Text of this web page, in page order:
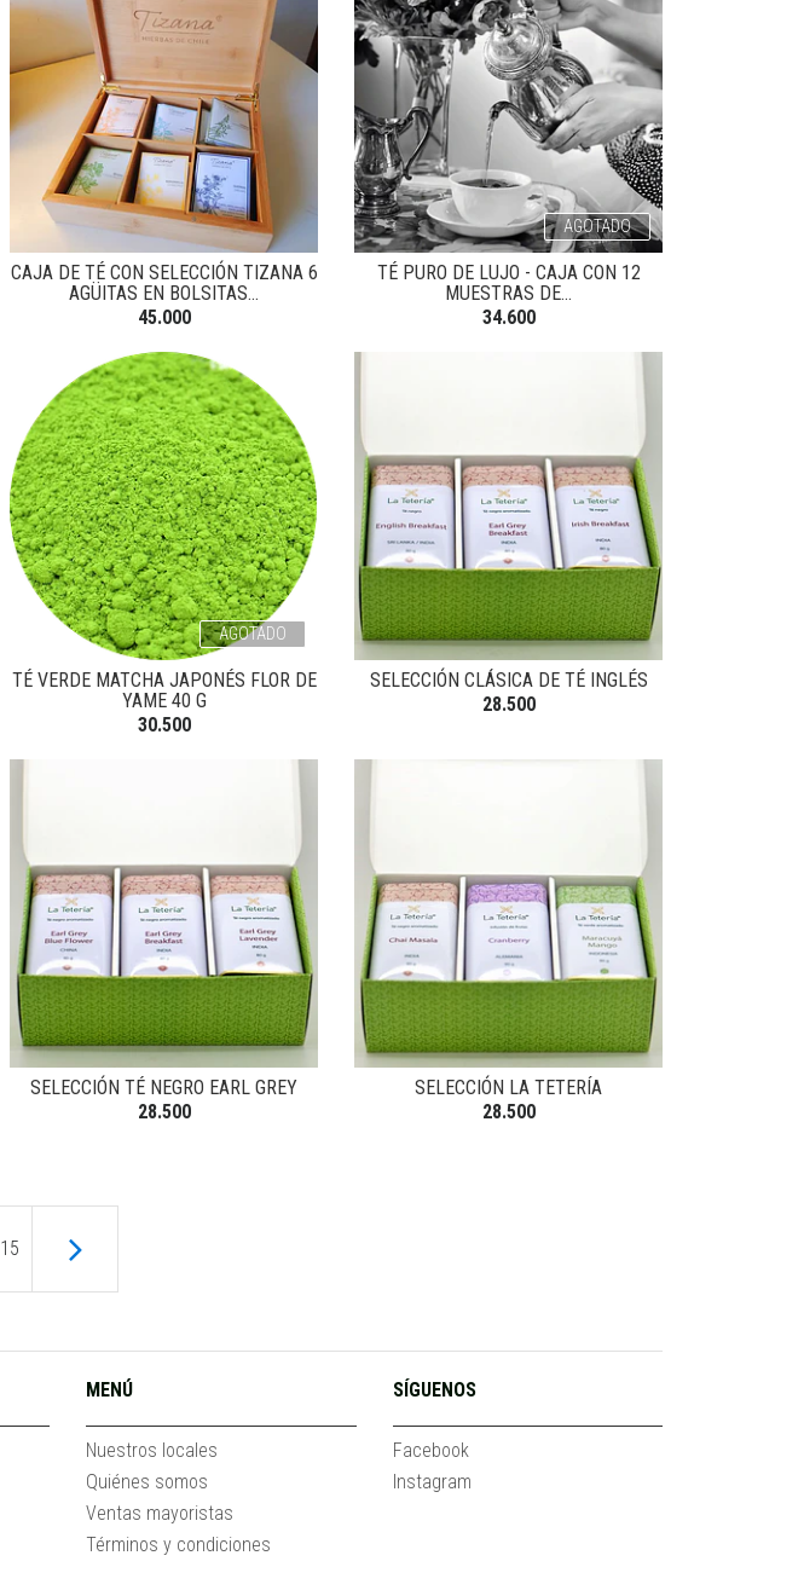
CAJA DE TÉ CON SELECCIÓN TIZANA 6
AGÜITAS EN BOLSITAS...
45.000
AGOTADO
TÉ PURO DE LUJO - CAJA CON 12
MUESTRAS DE...
34.600
AGOTADO
TÉ VERDE MATCHA JAPONÉS FLOR DE
YAME 40 G
30.500
SELECCIÓN CLÁSICA DE TÉ INGLÉS
28.500
SELECCIÓN TÉ NEGRO EARL GREY
28.500
SELECCIÓN LA TETERÍA
28.500
15
MENÚ
Nuestros locales
Quiénes somos
Ventas mayoristas
Términos y condiciones
SÍGUENOS
Facebook
Instagram